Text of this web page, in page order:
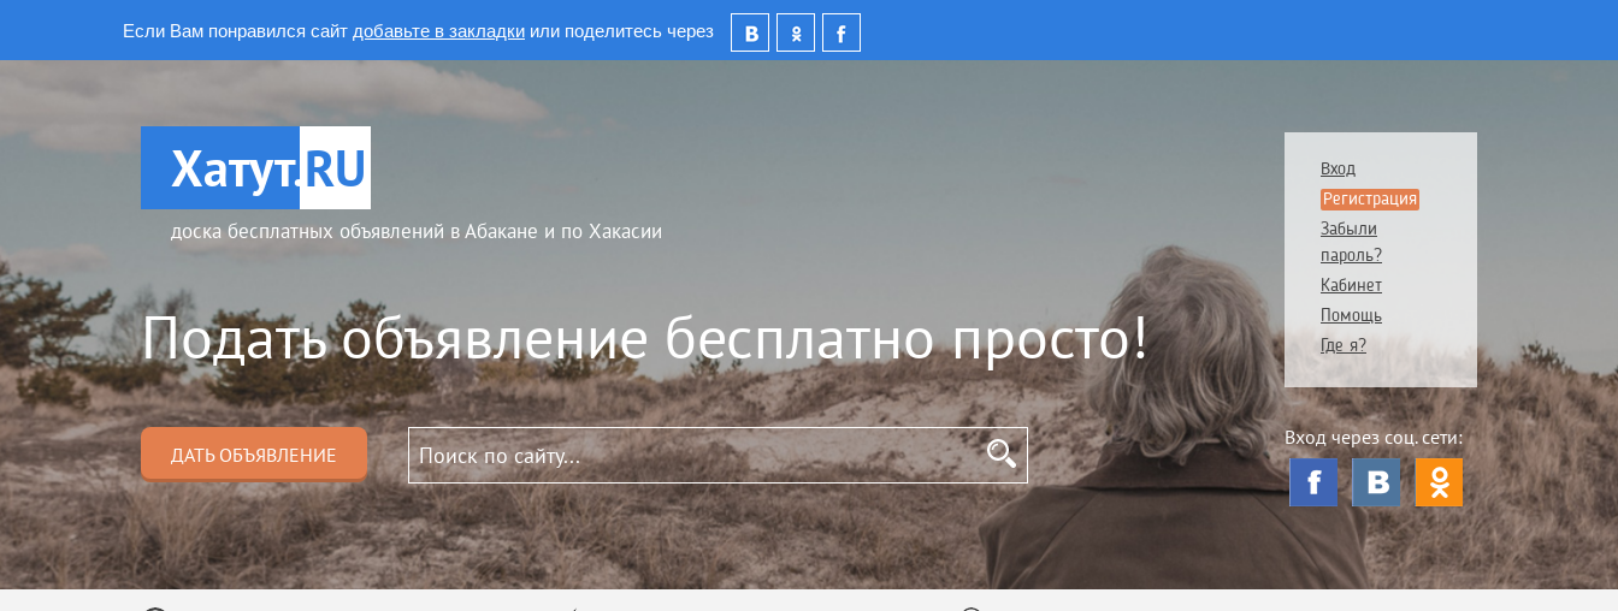
Если Вам понравился сайт добавьте в закладки или поделитесь через
Хатут.RU
доска бесплатных объявлений в Абакане и по Хакасии
Подать объявление бесплатно просто!
ДАТЬ ОБЪЯВЛЕНИЕ
Вход
Регистрация
Забыли
пароль?
Кабинет
Помощь
Где я?
Вход через соц. сети: